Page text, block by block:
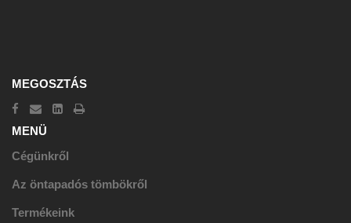
MEGOSZTÁS
MENÜ
Cégünkről
Az öntapadós tömbökről
Termékeink